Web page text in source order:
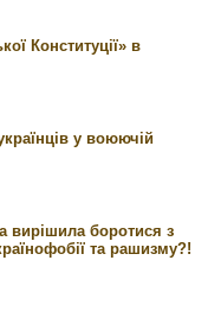
Конституції» в
у воюючій
вирішила боротися з
та рашизму?!